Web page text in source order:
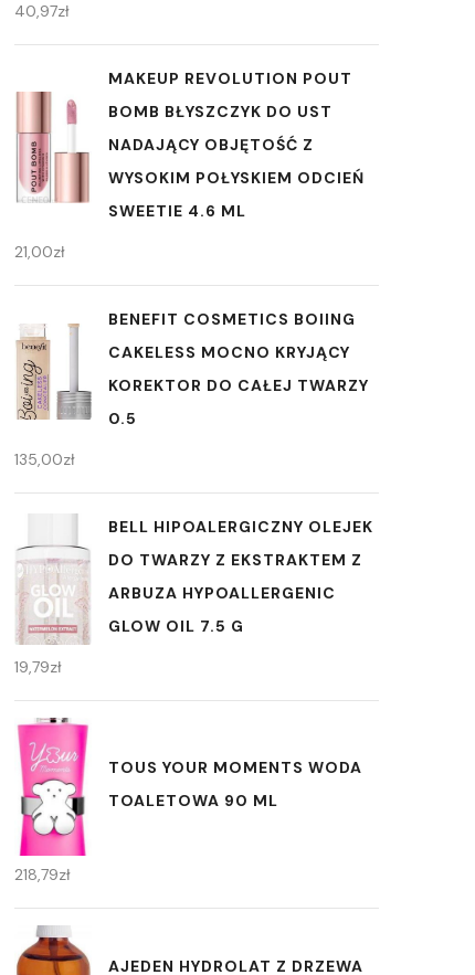
40,97zł
MAKEUP REVOLUTION POUT
BOMB BŁYSZCZYK DO UST
NADAJĄCY OBJĘTOŚĆ Z
WYSOKIM POŁYSKIEM ODCIEŃ
SWEETIE 4.6 ML
21,00zł
BENEFIT COSMETICS BOIING
CAKELESS MOCNO KRYJĄCY
KOREKTOR DO CAŁEJ TWARZY
0.5
135,00zł
BELL HIPOALERGICZNY OLEJEK
DO TWARZY Z EKSTRAKTEM Z
ARBUZA HYPOALLERGENIC
GLOW OIL 7.5 G
19,79zł
TOUS YOUR MOMENTS WODA
TOALETOWA 90 ML
218,79zł
AJEDEN HYDROLAT Z DRZEWA